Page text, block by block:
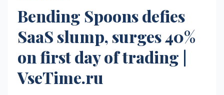
Bending Spoons defies
SaaS slump, surges 40%
on first day of trading |
VseTime.ru